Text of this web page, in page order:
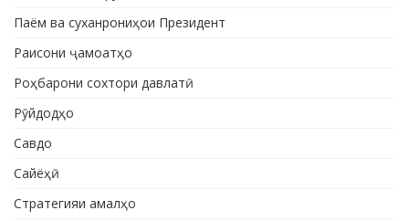
Паём ва суханрониҳои Президент
Раисони ҷамоатҳо
Роҳбарони сохтори давлатӣ
Рӯйдодҳо
Савдо
Сайёҳӣ
Стратегияи амалҳо